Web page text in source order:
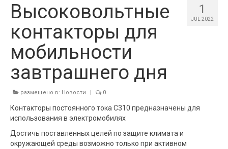
Производители
Рынки
Сертификаты
Новости
Контакты
1
JUL 2022
Высоковольтные
контакторы для
мобильности
завтрашнего дня
размещено в: Новости 0
Контакторы постоянного тока C310 предназначены для
использования в электромобилях
Достичь поставленных целей по защите климата и
окружающей среды возможно только при активном